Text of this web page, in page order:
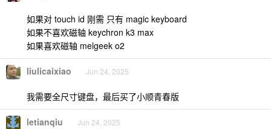
如果对 touch id 刚需 只有 magic keyboard
如果不喜欢磁轴 keychron k3 max
如果喜欢磁轴 melgeek o2
liulicaixiao Jun 24, 2025
我需要全尺寸键盘，最后买了小顺青春版
letianqiu Jun 24, 2025